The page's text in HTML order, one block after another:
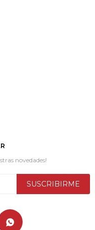
novedades!
SUSCRIBIRME
